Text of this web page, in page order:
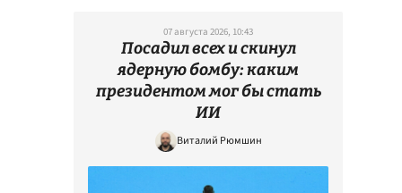
07 августа 2026, 10:43
Посадил всех и скинул
ядерную бомбу: каким
президентом мог бы стать
ИИ
Виталий Рюмшин